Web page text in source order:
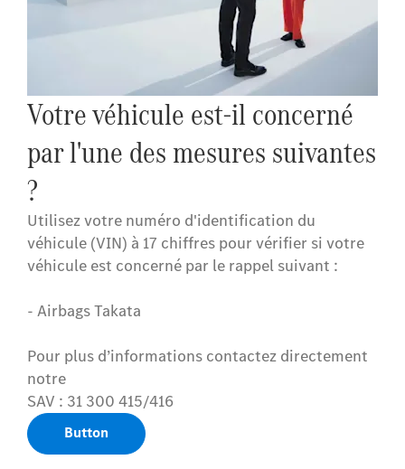
Votre véhicule est-il concerné
par l'une des mesures suivantes
?
Utilisez votre numéro d'identification du
véhicule (VIN) à 17 chiffres pour vérifier si votre
véhicule est concerné par le rappel suivant :
- Airbags Takata
Pour plus d’informations contactez directement
notre
SAV : 31 300 415/416
Button